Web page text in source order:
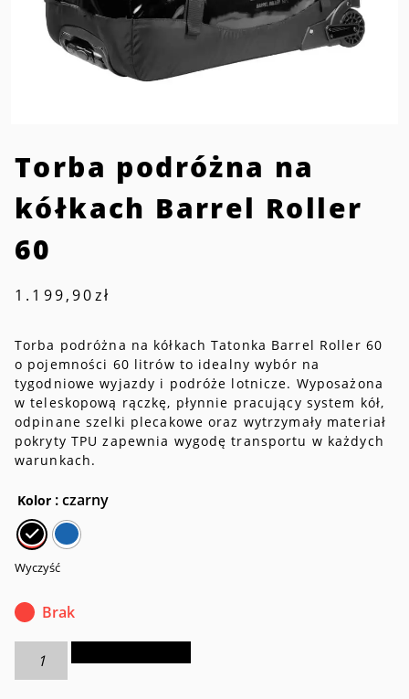
Torba podróżna na
kółkach Barrel Roller
60
1.199,90zł
Torba podróżna na kółkach Tatonka Barrel Roller 60
o pojemności 60 litrów to idealny wybór na
tygodniowe wyjazdy i podróże lotnicze. Wyposażona
w teleskopową rączkę, płynnie pracujący system kół,
odpinane szelki plecakowe oraz wytrzymały materiał
pokryty TPU zapewnia wygodę transportu w każdych
warunkach.
Kolor : czarny
Wyczyść
Brak
Torba